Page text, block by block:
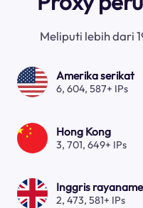
Meliputi lebih dari
Amerika serikat
6, 604, 587+ IPs
Hong Kong
3, 701, 649+ IPs
Inggris rayaname
2, 473, 581+ IPs